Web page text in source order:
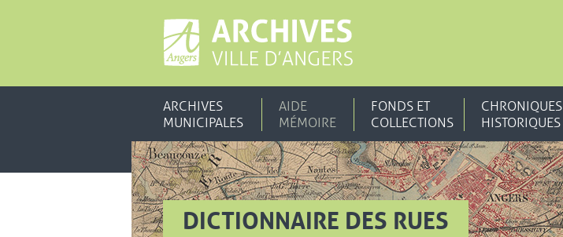
ARCHIVES
MUNICIPALES
AIDE
MÉMOIRE
FONDS ET
COLLECTIONS
CHRONIQUES
HISTORIQUES
DICTIONNAIRE DES RUES